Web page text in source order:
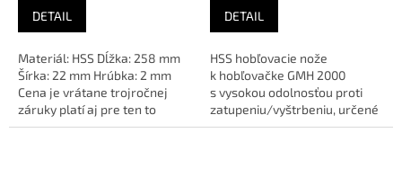
DETAIL
Materiál: HSS Dĺžka: 258 mm
Šírka: 22 mm Hrúbka: 2 mm
Cena je vrátane trojročnej
záruky platí aj pre ten to
produkt iba do...
DETAIL
HSS hobľovacie nože
k hobľovačke GMH 2000
s vysokou odolnosťou proti
zatupeniu/vyštrbeniu, určené
na...